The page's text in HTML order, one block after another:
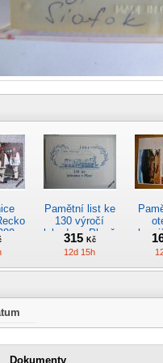
Pamětní list ke
130 výročí
lokodepa Plzeň
*2963
315 Kč
12d 15h
typu
Časopis
„Škodovák“,
Dokumenty